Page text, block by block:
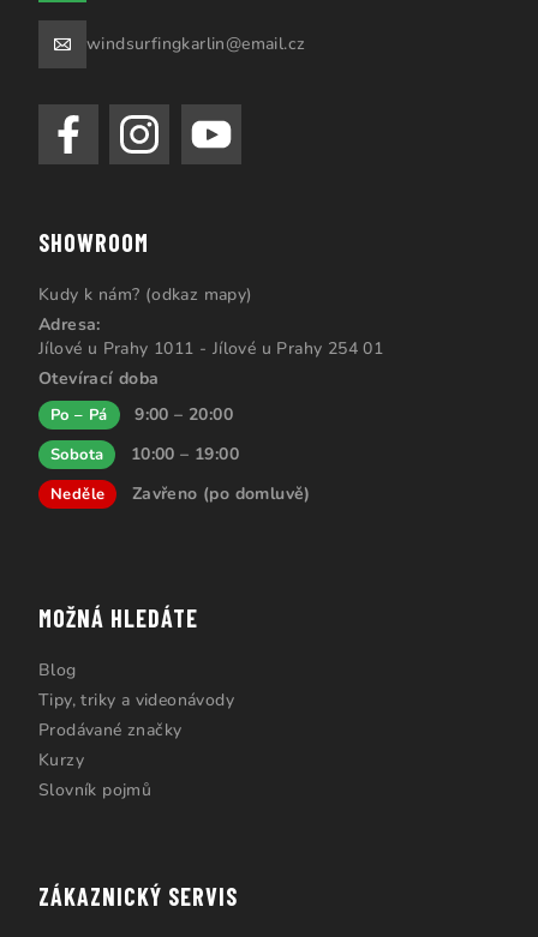
windsurfingkarlin@email.cz
SHOWROOM
Kudy k nám? (odkaz mapy)
Adresa:
Jílové u Prahy 1011 - Jílové u Prahy 254 01
Otevírací doba
Po – Pá 9:00 – 20:00
Sobota 10:00 – 19:00
Neděle Zavřeno (po domluvě)
MOŽNÁ HLEDÁTE
Blog
Tipy, triky a videonávody
Prodávané značky
Kurzy
Slovník pojmů
ZÁKAZNICKÝ SERVIS